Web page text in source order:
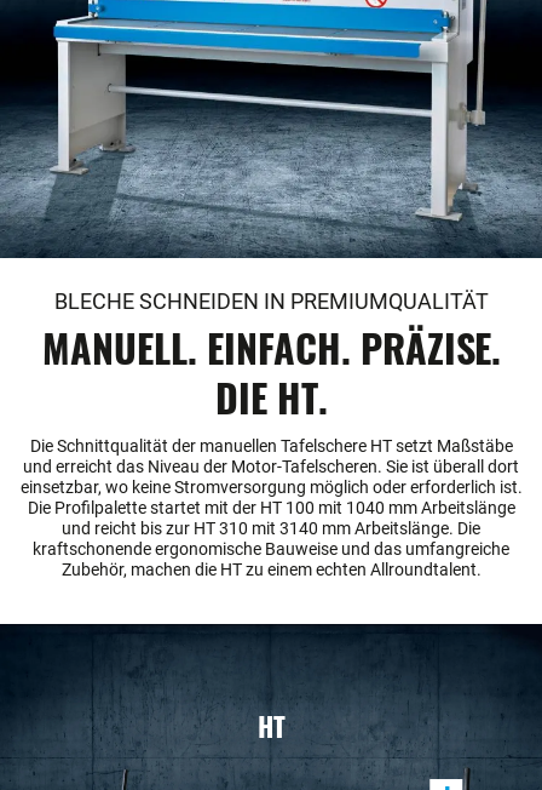
BLECHE SCHNEIDEN IN PREMIUMQUALITÄT
MANUELL. EINFACH. PRÄZISE.
DIE HT.
Die Schnittqualität der manuellen Tafelschere HT setzt Maßstäbe
und erreicht das Niveau der Motor-Tafelscheren. Sie ist überall dort
einsetzbar, wo keine Stromversorgung möglich oder erforderlich ist.
Die Profilpalette startet mit der HT 100 mit 1040 mm Arbeitslänge
und reicht bis zur HT 310 mit 3140 mm Arbeitslänge. Die
kraftschonende ergonomische Bauweise und das umfangreiche
Zubehör, machen die HT zu einem echten Allroundtalent.
HT